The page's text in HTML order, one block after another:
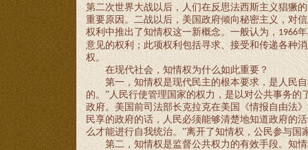
第二次世界大战以后，人们在反思法西斯主义猖獗
重要原因。二战以后，美国政府倾向秘密主义，对
权利中推出了知情权这一新概念。一般认为， 1966
意见的权利；此项权利包括寻求、接受和传递各种
权。
在现代社会，知情权为什么如此重要？
第一，知情权是现代民主的根本要求，是人民
的。”人民行使管理国家的权力，是以对公共事务
政府。美国前司法部长克拉克在美国《情报自由法
民享的政府的话，人民必须能够清楚地知道政府的
么才能进行自我统治。”离开了知情权，公民参与国
第二，知情权是监督公共权力的有效手段。知